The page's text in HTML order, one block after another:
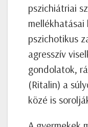
pszichiátriai
pszichotikus
agresszív
gondolatok,
(Ritalin) a
közé is